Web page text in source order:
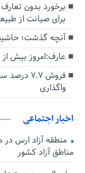
برخورد بدون
برای صیانت از
آنچه گذشت؛
عارف:امروز بیش از
فروش ۷.۷
واگذاری
اخبار اجتماعی
منطقه آزاد ارس
مناطق آزاد کشور